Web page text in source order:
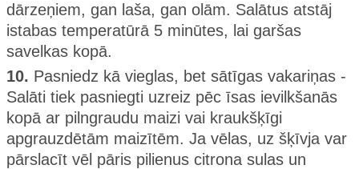
dārzeņiem, gan laša, gan olām. Salātus atstāj
istabas temperatūrā 5 minūtes, lai garšas
savelkas kopā.
10. Pasniedz kā vieglas, bet sātīgas vakariņas -
Salāti tiek pasniegti uzreiz pēc īsas ievilkšanās
kopā ar pilngraudu maizi vai kraukšķīgi
apgrauzdētām maizītēm. Ja vēlas, uz šķīvja var
pārslacīt vēl pāris pilienus citrona sulas un